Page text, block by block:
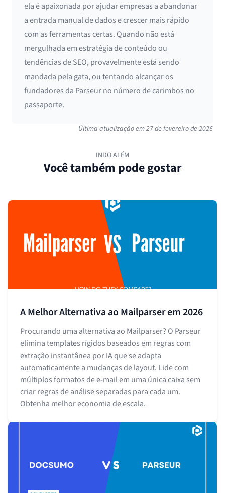
ela é apaixonada por ajudar empresas a abandonar
a entrada manual de dados e crescer mais rápido
com as ferramentas certas. Quando não está
mergulhada em estratégia de conteúdo ou
tendências de SEO, provavelmente está sendo
mandada pela gata, ou tentando alcançar os
fundadores da Parseur no número de carimbos no
passaporte.
Última atualização em27 de fevereiro de 2026
INDO ALÉM
Você também pode gostar
A Melhor Alternativa ao Mailparser em 2026
Procurando uma alternativa ao Mailparser? O Parseur
elimina templates rígidos baseados em regras com
extração instantânea por IA que se adapta
automaticamente a mudanças de layout. Lide com
múltiplos formatos de e-mail em uma única caixa sem
criar regras de análise separadas para cada um.
Obtenha melhor economia de escala.